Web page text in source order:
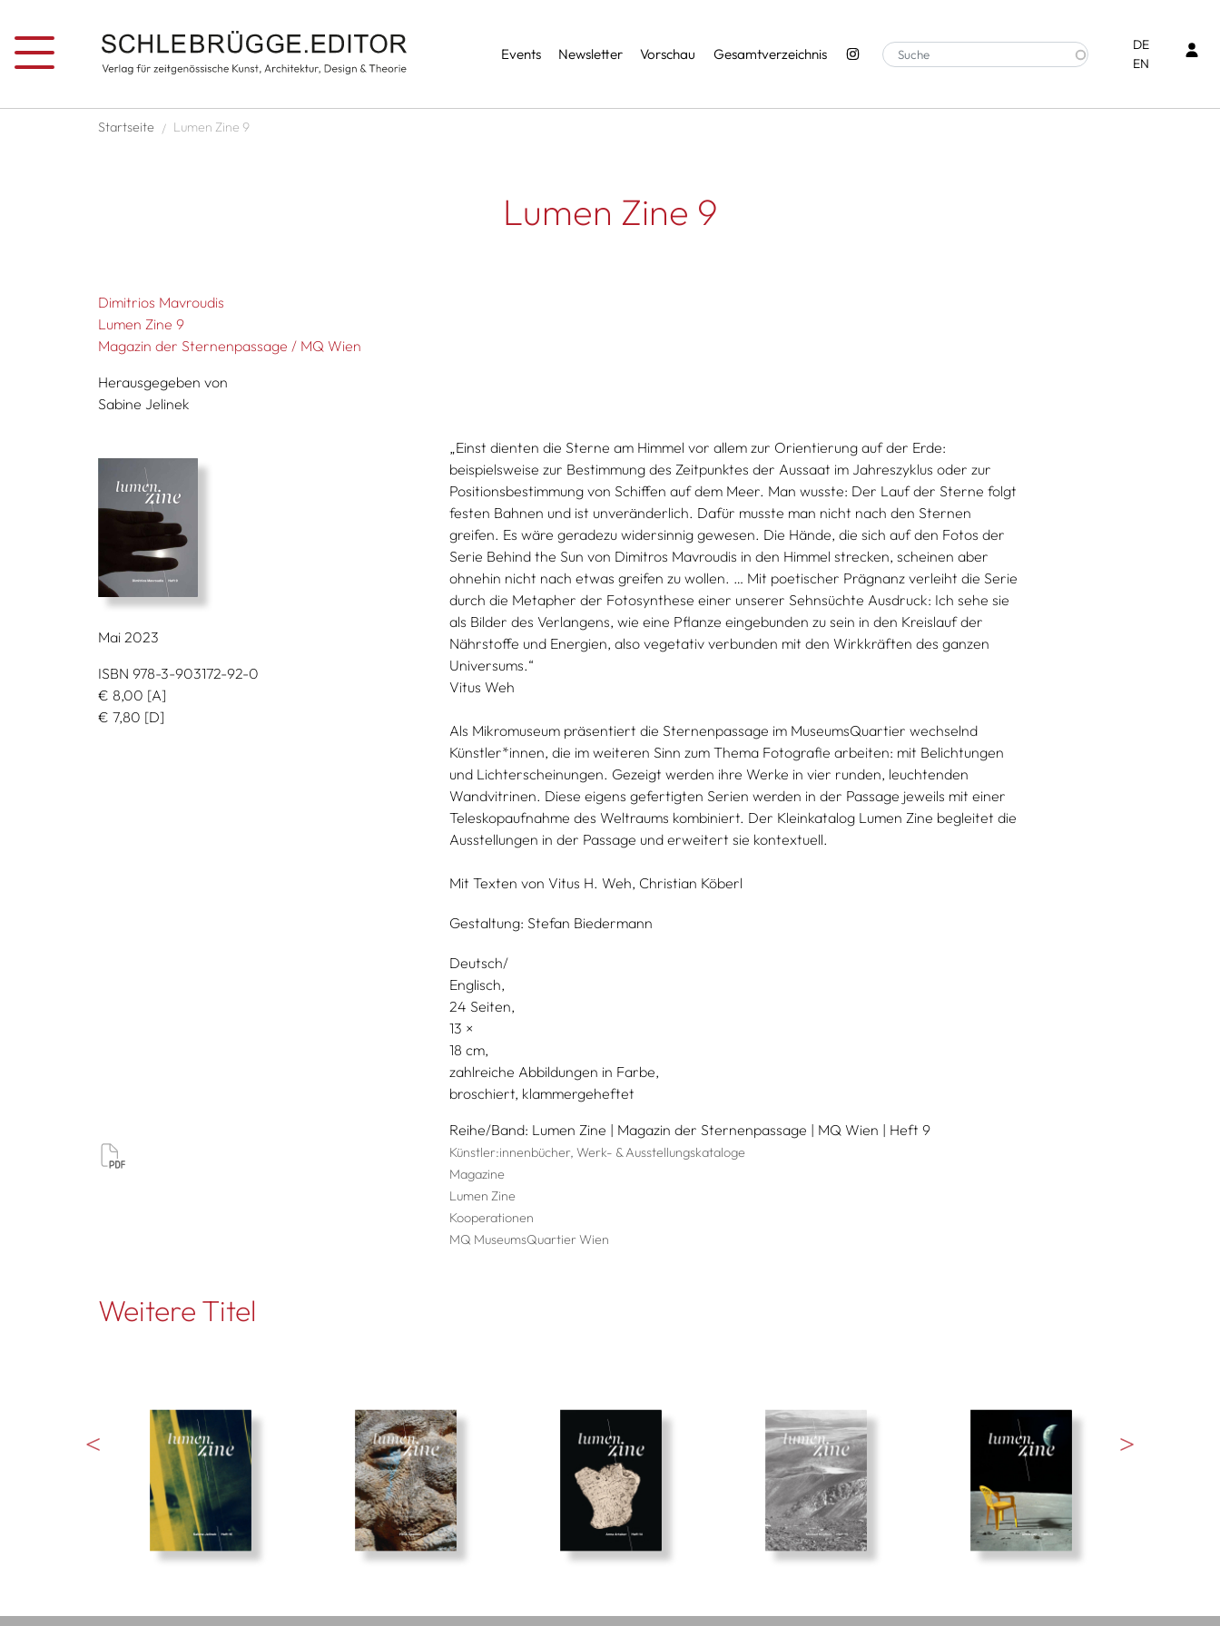
Services
Events Newsletter Vorschau Gesamtverzeichnis
DE
EN
Pfadnavigation
Startseite Lumen Zine 9
Lumen Zine 9
Dimitrios Mavroudis
Lumen Zine 9
Magazin der Sternenpassage / MQ Wien
Herausgegeben von
Sabine Jelinek
Mai 2023
ISBN 978-3-903172-92-0
€ 8,00 [A]
€ 7,80 [D]
„Einst dienten die Sterne am Himmel vor allem zur Orientierung auf der Erde:
beispielsweise zur Bestimmung des Zeitpunktes der Aussaat im Jahreszyklus oder zur
Positionsbestimmung von Schiffen auf dem Meer. Man wusste: Der Lauf der Sterne folgt
festen Bahnen und ist unveränderlich. Dafür musste man nicht nach den Sternen
greifen. Es wäre geradezu widersinnig gewesen. Die Hände, die sich auf den Fotos der
Serie Behind the Sun von Dimitros Mavroudis in den Himmel strecken, scheinen aber
ohnehin nicht nach etwas greifen zu wollen. … Mit poetischer Prägnanz verleiht die Serie
durch die Metapher der Fotosynthese einer unserer Sehnsüchte Ausdruck: Ich sehe sie
als Bilder des Verlangens, wie eine Pflanze eingebunden zu sein in den Kreislauf der
Nährstoffe und Energien, also vegetativ verbunden mit den Wirkkräften des ganzen
Universums.“
Vitus Weh
Als Mikromuseum präsentiert die Sternenpassage im MuseumsQuartier wechselnd
Künstler*innen, die im weiteren Sinn zum Thema Fotografie arbeiten: mit Belichtungen
und Lichterscheinungen. Gezeigt werden ihre Werke in vier runden, leuchtenden
Wandvitrinen. Diese eigens gefertigten Serien werden in der Passage jeweils mit einer
Teleskopaufnahme des Weltraums kombiniert. Der Kleinkatalog Lumen Zine begleitet die
Ausstellungen in der Passage und erweitert sie kontextuell.
Mit Texten von Vitus H. Weh, Christian Köberl
Gestaltung: Stefan Biedermann
Deutsch/
Englisch
24 Seiten,
13
18
zahlreiche Abbildungen in Farbe
broschiert, klammergeheftet
Reihe/Band Lumen Zine | Magazin der Sternenpassage | MQ Wien | Heft 9
Künstler:innenbücher, Werk- & Ausstellungskataloge
Magazine
Lumen Zine
Kooperationen
MQ MuseumsQuartier Wien
Weitere Titel